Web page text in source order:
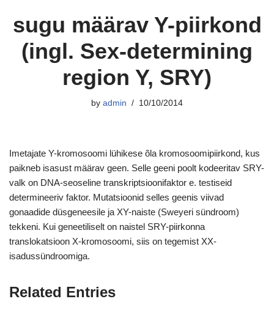
sugu määrav Y-piirkond
(ingl. Sex-determining
region Y, SRY)
by admin 10/10/2014
Imetajate Y-kromosoomi lühikese õla kromosoomipiirkond, kus
paikneb isasust määrav geen. Selle geeni poolt kodeeritav SRY-
valk on DNA-seoseline transkriptsioonifaktor e. testiseid
determineeriv faktor. Mutatsioonid selles geenis viivad
gonaadide düsgeneesile ja XY-naiste (Sweyeri sündroom)
tekkeni. Kui geneetiliselt on naistel SRY-piirkonna
translokatsioon X-kromosoomi, siis on tegemist XX-
isadussündroomiga.
Related Entries